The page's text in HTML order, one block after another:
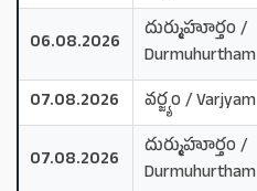
06.08.2026
దుర్ముహూర్తం /
Durmuhurtham
07.08.2026
వర్జ్యం / Varjyam
07.08.2026
దుర్ముహూర్తం /
Durmuhurtham